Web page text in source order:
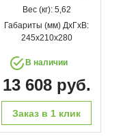
Вес (кг): 5,62
Габариты (мм) ДхГхВ:
245х210х280
В наличии
13 608 руб.
Заказ в 1 клик